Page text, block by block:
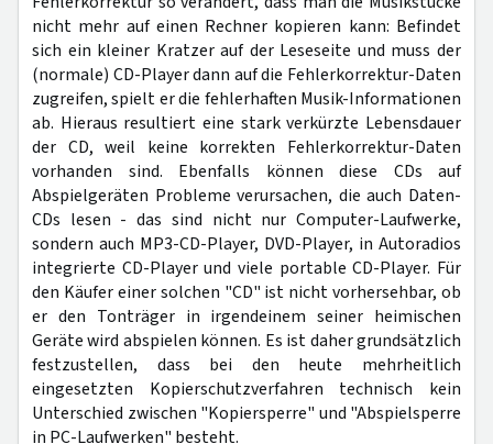
nicht mehr auf einen Rechner kopieren kann: Befindet
sich ein kleiner Kratzer auf der Leseseite und muss der
(normale) CD-Player dann auf die Fehlerkorrektur-Daten
zugreifen, spielt er die fehlerhaften Musik-Informationen
ab. Hieraus resultiert eine stark verkürzte Lebensdauer
der CD, weil keine korrekten Fehlerkorrektur-Daten
vorhanden sind. Ebenfalls können diese CDs auf
Abspielgeräten Probleme verursachen, die auch Daten-
CDs lesen - das sind nicht nur Computer-Laufwerke,
sondern auch MP3-CD-Player, DVD-Player, in Autoradios
integrierte CD-Player und viele portable CD-Player. Für
den Käufer einer solchen "CD" ist nicht vorhersehbar, ob
er den Tonträger in irgendeinem seiner heimischen
Geräte wird abspielen können. Es ist daher grundsätzlich
festzustellen, dass bei den heute mehrheitlich
eingesetzten Kopierschutzverfahren technisch kein
Unterschied zwischen "Kopiersperre" und "Abspielsperre
in PC-Laufwerken" besteht.